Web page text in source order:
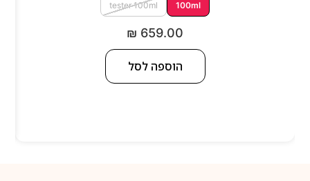
100ml
tester 100ml
₪ 659.00
הוספה לסל